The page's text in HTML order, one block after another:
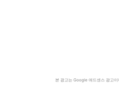
본 광고는 Google 애드센스 광고이